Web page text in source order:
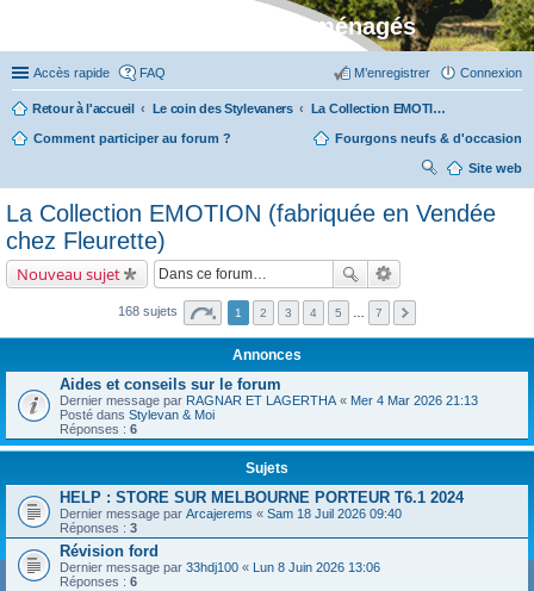
Stylevan - Vans aménagés
Accès rapide FAQ Connexion
M’enregistrer
Retour à l'accueil Le coin des Stylevaners La Collection EMOTION (fabriquée en Vendée chez Fleurette)
Comment participer au forum ? Fourgons neufs & d'occasion
Site web
her
La Collection EMOTION (fabriquée en Vendée
chez Fleurette)
Nouveau sujet
168 sujets 1 2 3 4 5 7
Annonces
Aides et conseils sur le forum
Dernier message par RAGNAR ET LAGERTHA « Mer 4 Mar 2026 21:13
Posté dans Stylevan & Moi
Réponses : 6
Sujets
HELP : STORE SUR MELBOURNE PORTEUR T6.1 2024
Dernier message par Arcajerems « Sam 18 Juil 2026 09:40
Réponses : 3
Révision ford
Dernier message par 33hdj100 « Lun 8 Juin 2026 13:06
Réponses : 6